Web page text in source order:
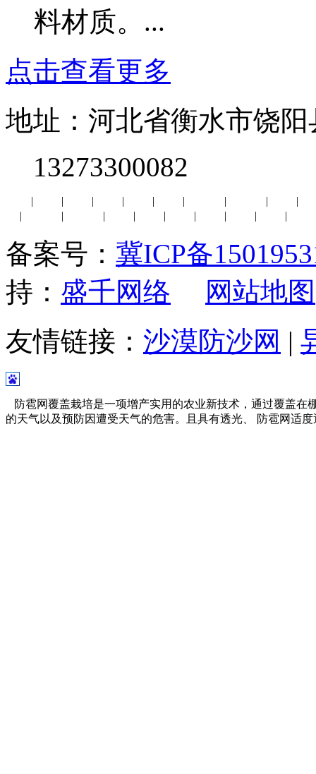
料材质。...
点击查看更多
地址：河北省衡水市饶
13273300082
| | | | | | | | |
| | | | | | | | |
备案号： 冀ICP备
持： 盛千网络
网站地图
友情链接： 沙漠防沙网 |
防雹网覆盖栽培是一项增产实用的农业新技术，通过覆盖在
的天气以及预防因遭受天气的危害。且具有透光、 防雹网适